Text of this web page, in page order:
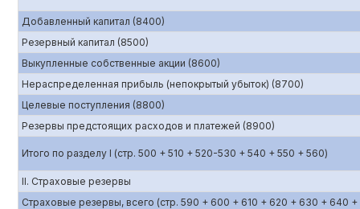
Добавленный капитал (8400)
Резервный капитал (8500)
Выкупленные собственные акции (8600)
Нераспределенная прибыль (непокрытый убыток) (8700)
Целевые поступления (8800)
Резервы предстоящих расходов и платежей (8900)
Итого по разделу I (стр. 500 + 510 + 520-530 + 540 + 550 + 560)
II. Страховые резервы
Страховые резервы, всего (стр. 590 + 600 + 610 + 620 + 630 + 640